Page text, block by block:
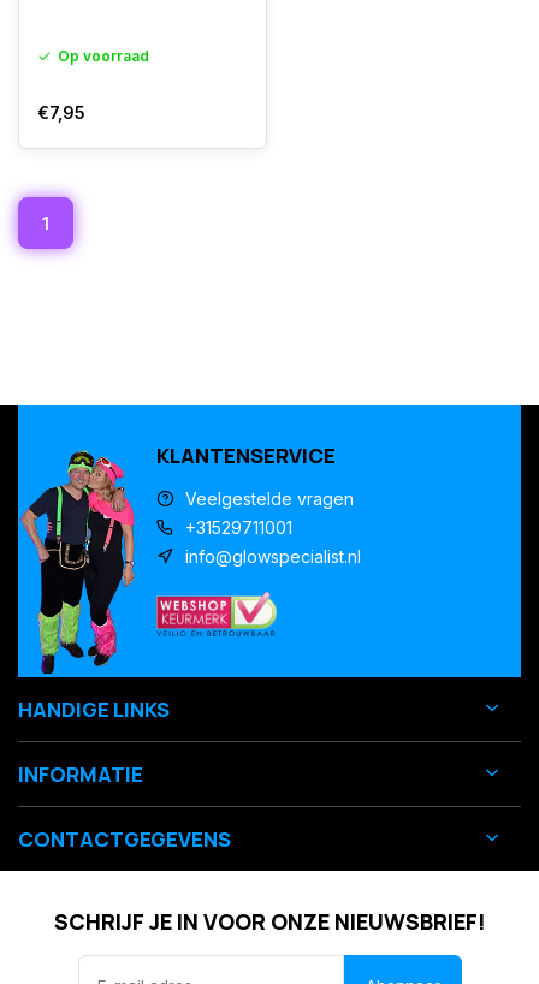
Op voorraad
€7,95
1
KLANTENSERVICE
Veelgestelde vragen
+31529711001
info@glowspecialist.nl
HANDIGE LINKS
INFORMATIE
CONTACTGEGEVENS
SCHRIJF JE IN VOOR ONZE NIEUWSBRIEF!